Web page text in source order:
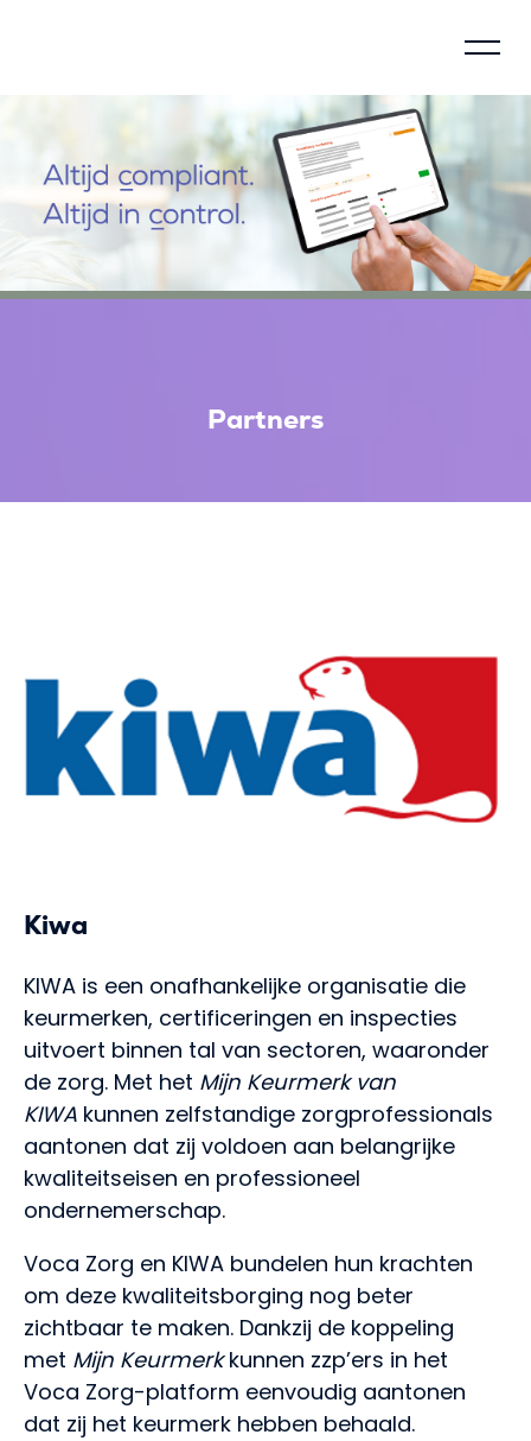
Beheersingsmodel
Over Voca
Partners
Meld je aan
NL EN
Partners
Kiwa
KIWA is een onafhankelijke organisatie die
keurmerken, certificeringen en inspecties
uitvoert binnen tal van sectoren, waaronder
de zorg. Met het Mijn Keurmerk van
KIWA kunnen zelfstandige zorgprofessionals
aantonen dat zij voldoen aan belangrijke
kwaliteitseisen en professioneel
ondernemerschap.
Voca Zorg en KIWA bundelen hun krachten
om deze kwaliteitsborging nog beter
zichtbaar te maken. Dankzij de koppeling
met Mijn Keurmerkkunnen zzp’ers in het
Voca Zorg-platform eenvoudig aantonen
dat zij het keurmerk hebben behaald.